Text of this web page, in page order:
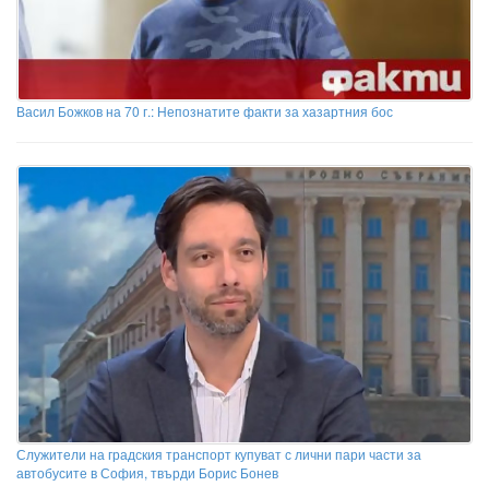
Васил Божков на 70 г.: Непознатите факти за хазартния бос
Служители на градския транспорт купуват с лични пари части за
автобусите в София, твърди Борис Бонев